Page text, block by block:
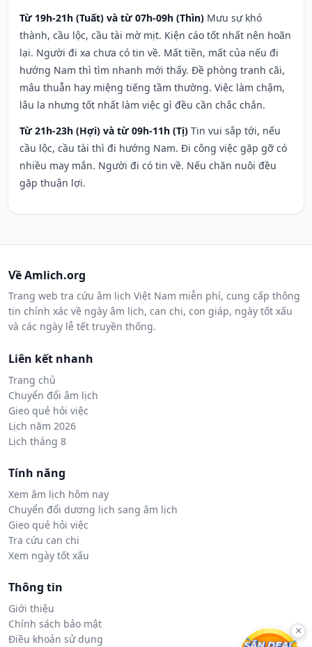
Từ 19h-21h (Tuất) và từ 07h-09h (Thìn) Mưu sự khó
thành, cầu lộc, cầu tài mờ mịt. Kiện cáo tốt nhất nên hoãn
lại. Người đi xa chưa có tin về. Mất tiền, mất của nếu đi
hướng Nam thì tìm nhanh mới thấy. Đề phòng tranh cãi,
mâu thuẫn hay miệng tiếng tầm thường. Việc làm chậm,
lâu la nhưng tốt nhất làm việc gì đều cần chắc chắn.
Từ 21h-23h (Hợi) và từ 09h-11h (Tị) Tin vui sắp tới, nếu
cầu lộc, cầu tài thì đi hướng Nam. Đi công việc gặp gỡ có
nhiều may mắn. Người đi có tin về. Nếu chăn nuôi đều
gặp thuận lợi.
Về Amlich.org
Trang web tra cứu âm lịch Việt Nam miễn phí, cung cấp thông
tin chính xác về ngày âm lịch, can chi, con giáp, ngày tốt xấu
và các ngày lễ tết truyền thống.
Liên kết nhanh
Trang chủ
Chuyển đổi âm lịch
Gieo quẻ hỏi việc
Lịch năm 2026
Lịch tháng 8
Tính năng
Xem âm lịch hôm nay
Chuyển đổi dương lịch sang âm lịch
Gieo quẻ hỏi việc
Tra cứu can chi
Xem ngày tốt xấu
Thông tin
Giới thiệu
Chính sách bảo mật
Điều khoản sử dụng
×